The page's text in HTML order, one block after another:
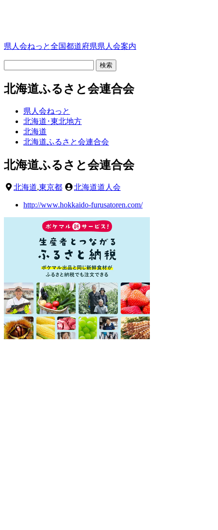
県人会ねっと全国都道府県県人会案内
北海道ふるさと会連合会
県人会ねっと
北海道･東北地方
北海道
北海道ふるさと会連合会
北海道ふるさと会連合会
北海道,東京都 北海道道人会
http://www.hokkaido-furusatoren.com/